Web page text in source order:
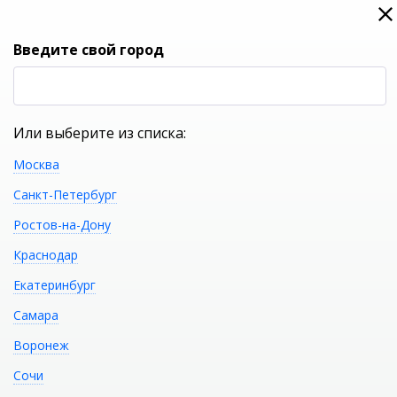
0
Акриловая ванна GEMY
G9225 K
Введите свой город
Или выберите из списка:
Москва
Санкт-Петербург
Ростов-на-Дону
Краснодар
Екатеринбург
Самара
Воронеж
Сочи